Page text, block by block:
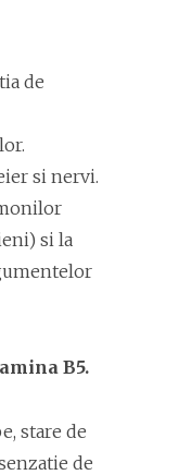
de
si nervi.
si la
B5.
stare de
de